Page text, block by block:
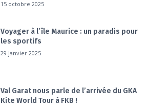
15 octobre 2025
Voyager à l’île Maurice : un paradis pour
les sportifs
29 janvier 2025
Val Garat nous parle de l’arrivée du GKA
Kite World Tour à FKB !